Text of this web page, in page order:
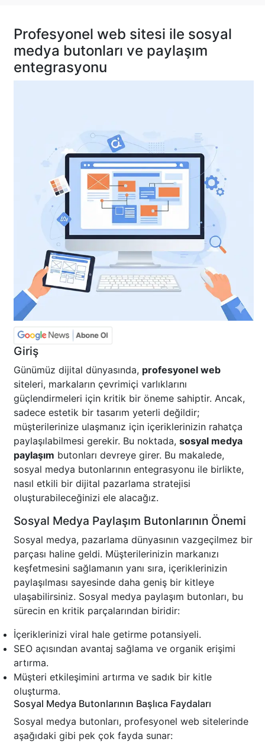
Profesyonel web sitesi ile sosyal
medya butonları ve paylaşım
entegrasyonu
Giriş
Günümüz dijital dünyasında, profesyonel web
siteleri, markaların çevrimiçi varlıklarını
güçlendirmeleri için kritik bir öneme sahiptir. Ancak,
sadece estetik bir tasarım yeterli değildir;
müşterilerinize ulaşmanız için içeriklerinizin rahatça
paylaşılabilmesi gerekir. Bu noktada, sosyal medya
paylaşım butonları devreye girer. Bu makalede,
sosyal medya butonlarının entegrasyonu ile birlikte,
nasıl etkili bir dijital pazarlama stratejisi
oluşturabileceğinizi ele alacağız.
Sosyal Medya Paylaşım Butonlarının Önemi
Sosyal medya, pazarlama dünyasının vazgeçilmez bir
parçası haline geldi. Müşterilerinizin markanızı
keşfetmesini sağlamanın yanı sıra, içeriklerinizin
paylaşılması sayesinde daha geniş bir kitleye
ulaşabilirsiniz. Sosyal medya paylaşım butonları, bu
sürecin en kritik parçalarından biridir:
İçeriklerinizi viral hale getirme potansiyeli.
SEO açısından avantaj sağlama ve organik erişimi
artırma.
Müşteri etkileşimini artırma ve sadık bir kitle
oluşturma.
Sosyal Medya Butonlarının Başlıca Faydaları
Sosyal medya butonları, profesyonel web sitelerinde
aşağıdaki gibi pek çok fayda sunar: